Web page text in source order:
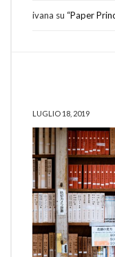
ivana su “Paper
LUGLIO 18, 2019